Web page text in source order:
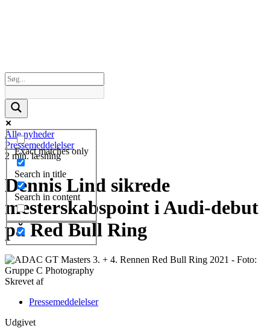
Exact matches only
Search in title
Search in content
Alle nyheder
Pressemeddelelser
2 min. læsning
Dennis Lind sikrede
mesterskabspoint i Audi-debut
på Red Bull Ring
Skrevet af
Pressemeddelelser
Udgivet